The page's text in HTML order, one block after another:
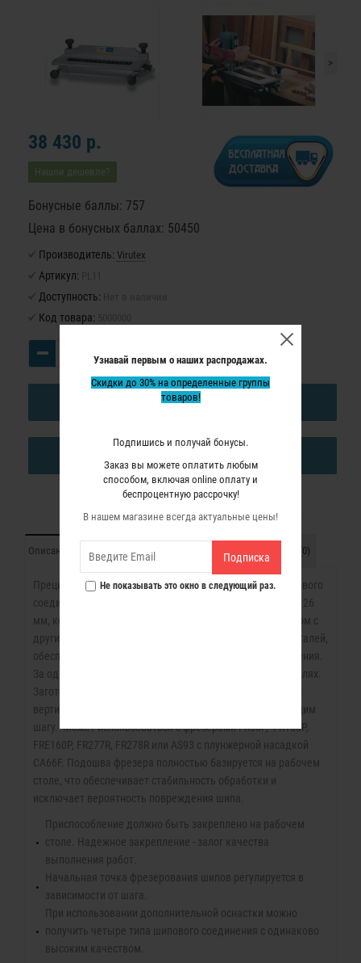
Узнавай первым о наших распродажах.
Скидки до 30% на определенные группы
товаров!
Подпишись и получай бонусы.
Заказ вы можете оплатить любым
способом, включая online оплату и
беспроцентную рассрочку!
В нашем магазине всегда актуальные цены!
Подписка
Не показывать это окно в следующий раз.
>
38 430 р.
Нашли дешевле?
Бонусные баллы: 757
Цена в бонусных баллах: 50450
Производитель: Virutex
Артикул:
Доступность:
Код товара:
В КОРЗИНУ
Описание Характеристики Комплект поставки Отзывы (0)
Прецизионное приспособление для формирования шипового
соединения. Серийно комплектуется шаблоном с шагом 26
мм, который можно заменить дополнительным шаблоном с
другим шагом. Снабжено упорами для фрезеруемых деталей,
обеспечивающими высокое качество шипового соединения.
За один установ нарезаются шипы во всех четырех деталях.
Заготовки устанавливаются попарно в горизонтальной и
вертикальной плоскостях со смещением, соответствующим
шагу. Может использоваться с фрезерами FR66P, FR160P,
FRE160P, FR277R, FR278R или AS93 с плунжерной насадкой
СА66F. Подошва фрезера полностью базируется на рабочем
столе, что обеспечивает стабильность обработки и
исключает вероятность повреждения шипа.
Приспособление должно быть закреплено на рабочем
столе. Надежное закрепление - залог качества
выполнения работ.
Начальная точка фрезерования шипов регулируется в
зависимости от шага.
При использовании дополнительной оснастки можно
получить четыре типа шипового соединения с одинаково
высоким качеством.